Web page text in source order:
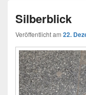
Silberblick
Veröffentlicht am 22.